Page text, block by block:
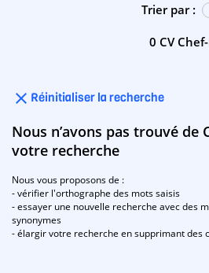
0 CV
Trier par :
close Réinitialiser la recherche
Nous n’avons pas trouvé de
votre recherche
Nous vous proposons de :
- vérifier l'orthographe des mots saisis
- essayer une nouvelle recherche avec des
synonymes
- élargir votre recherche en supprimant des